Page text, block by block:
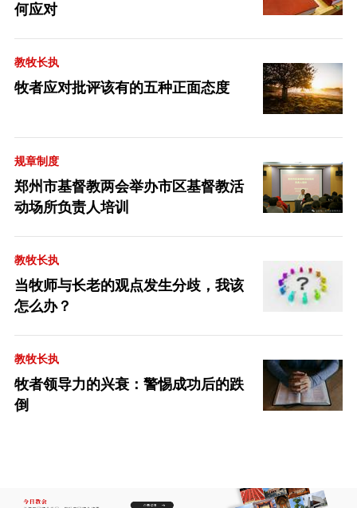
何应对
教牧长执
牧者应对批评该有的五种正面态度
规章制度
郑州市基督教两会举办市区基督教活
动场所负责人培训
教牧长执
当牧师与长老的观点发生分歧，我该
怎么办？
教牧长执
牧者领导力的兴衰：警惕成功后的跌
倒